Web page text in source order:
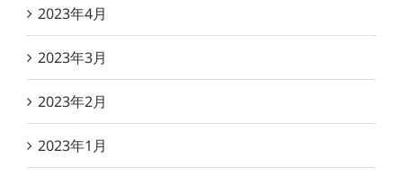
2023年4月
2023年3月
2023年2月
2023年1月